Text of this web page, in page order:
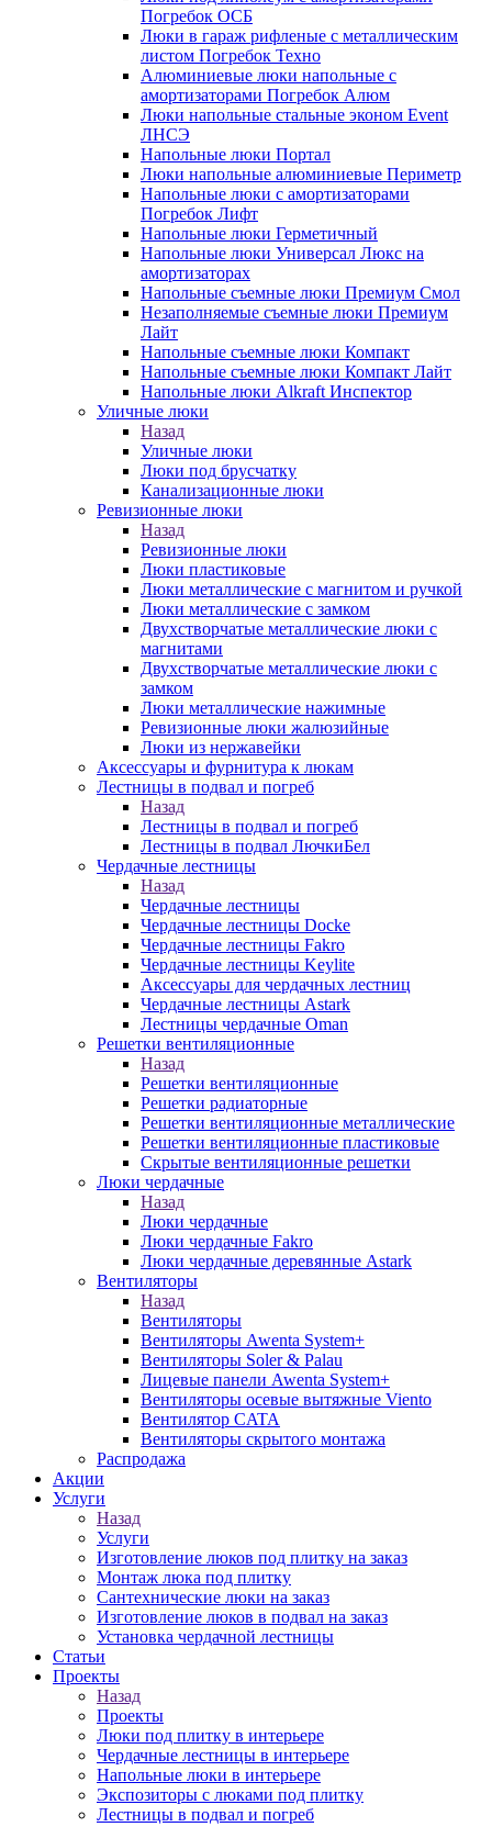
Погребок ОСБ
Люки в гараж рифленые с металлическим
листом Погребок Техно
Алюминиевые люки напольные с
амортизаторами Погребок Алюм
Люки напольные стальные эконом Event
ЛНСЭ
Напольные люки Портал
Люки напольные алюминиевые Периметр
Напольные люки с амортизаторами
Погребок Лифт
Напольные люки Герметичный
Напольные люки Универсал Люкс на
амортизаторах
Напольные съемные люки Премиум Смол
Незаполняемые съемные люки Премиум
Лайт
Напольные съемные люки Компакт
Напольные съемные люки Компакт Лайт
Напольные люки Alkraft Инспектор
Уличные люки
Назад
Уличные люки
Люки под брусчатку
Канализационные люки
Ревизионные люки
Назад
Ревизионные люки
Люки пластиковые
Люки металлические с магнитом и ручкой
Люки металлические с замком
Двухстворчатые металлические люки с
магнитами
Двухстворчатые металлические люки с
замком
Люки металлические нажимные
Ревизионные люки жалюзийные
Люки из нержавейки
Аксессуары и фурнитура к люкам
Лестницы в подвал и погреб
Назад
Лестницы в подвал и погреб
Лестницы в подвал ЛючкиБел
Чердачные лестницы
Назад
Чердачные лестницы
Чердачные лестницы Docke
Чердачные лестницы Fakro
Чердачные лестницы Keylite
Аксессуары для чердачных лестниц
Чердачные лестницы Astark
Лестницы чердачные Oman
Решетки вентиляционные
Назад
Решетки вентиляционные
Решетки радиаторные
Решетки вентиляционные металлические
Решетки вентиляционные пластиковые
Скрытые вентиляционные решетки
Люки чердачные
Назад
Люки чердачные
Люки чердачные Fakro
Люки чердачные деревянные Astark
Вентиляторы
Назад
Вентиляторы
Вентиляторы Awenta System+
Вентиляторы Soler & Palau
Лицевые панели Awenta System+
Вентиляторы осевые вытяжные Viento
Вентилятор CATA
Вентиляторы скрытого монтажа
Распродажа
Акции
Услуги
Назад
Услуги
Изготовление люков под плитку на заказ
Монтаж люка под плитку
Сантехнические люки на заказ
Изготовление люков в подвал на заказ
Установка чердачной лестницы
Статьи
Проекты
Назад
Проекты
Люки под плитку в интерьере
Чердачные лестницы в интерьере
Напольные люки в интерьере
Экспозиторы с люками под плитку
Лестницы в подвал и погреб